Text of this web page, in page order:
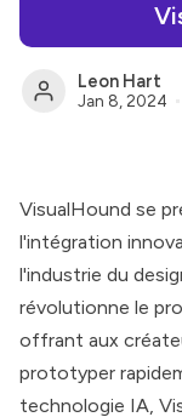
Leon Hart
Jan 8, 2024
VisualHound se
l'intégration
l'industrie du
révolutionne le
offrant aux
prototyper
technologie IA,